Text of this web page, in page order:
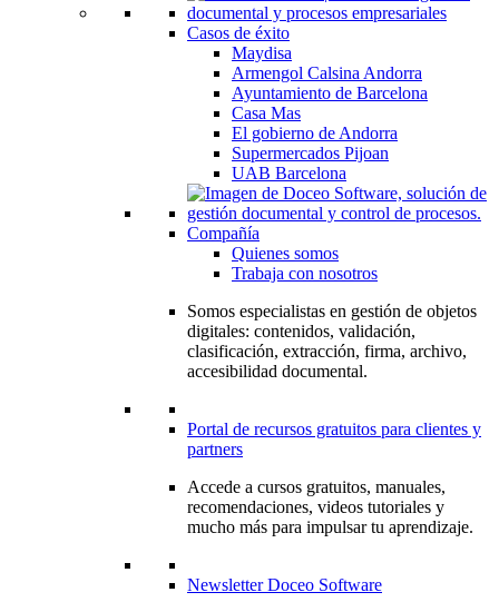
Casos de éxito
Maydisa
Armengol Calsina Andorra
Ayuntamiento de Barcelona
Casa Mas
El gobierno de Andorra
Supermercados Pijoan
UAB Barcelona
Compañía
Quienes somos
Trabaja con nosotros
Somos especialistas en gestión de objetos
digitales: contenidos, validación,
clasificación, extracción, firma, archivo,
accesibilidad documental.
Portal de recursos gratuitos para clientes y
partners
Accede a cursos gratuitos, manuales,
recomendaciones, videos tutoriales y
mucho más para impulsar tu aprendizaje.
Newsletter Doceo Software